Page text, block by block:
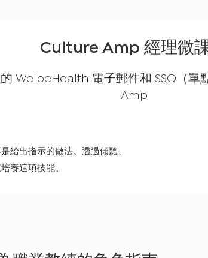
Culture Amp 經理微
WelbeHealth 電子郵件和 SSO（單
Amp
給出指示的做法。透過傾聽、
養這項技能。